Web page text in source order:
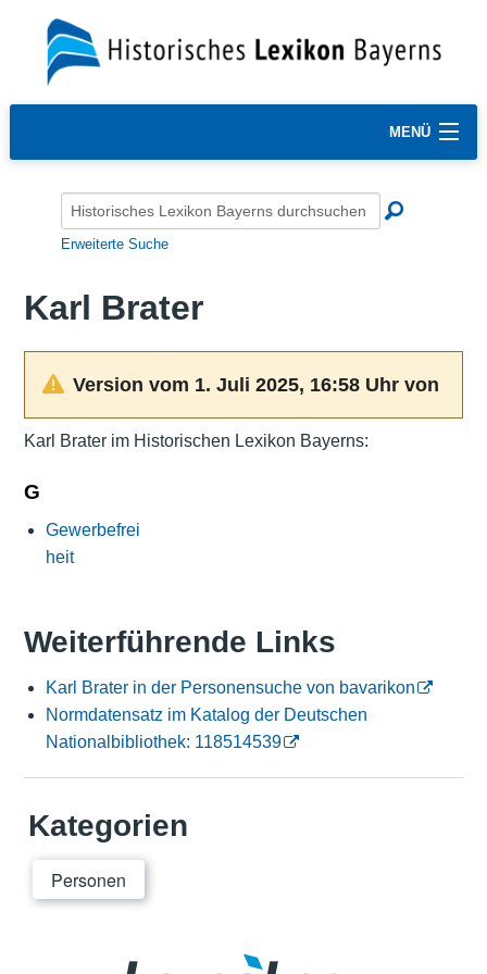
MENÜ
Erweiterte Suche
Karl Brater
Version vom 1. Juli 2025, 16:58 Uhr von
Karl Brater im Historischen Lexikon Bayerns:
G
Gewerbefrei
heit
Weiterführende Links
Karl Brater in der Personensuche von bavarikon
Normdatensatz im Katalog der Deutschen
Nationalbibliothek: 118514539
Kategorien
Personen